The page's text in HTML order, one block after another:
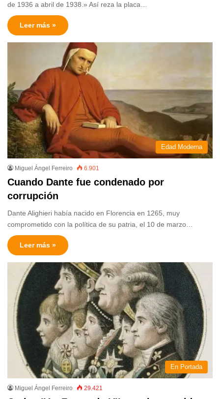
de 1936 a abril de 1938.» Así reza la placa…
Leer más »
Edad Moderna
Miguel Ángel Ferreiro 6.901
Cuando Dante fue condenado por
corrupción
Dante Alighieri había nacido en Florencia en 1265, muy
comprometido con la política de su patria, el 10 de marzo…
Leer más »
En Portada
Miguel Ángel Ferreiro 29.421